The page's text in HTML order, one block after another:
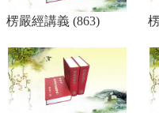
楞嚴經講義 (863)